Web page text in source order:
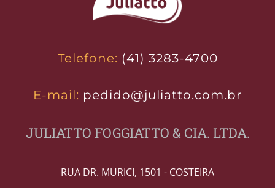
Telefone: (41) 3283-4700
E-mail: pedido@juliatto.com.br
JULIATTO FOGGIATTO & CIA. LTDA.
RUA DR. MURICI, 1501 - COSTEIRA